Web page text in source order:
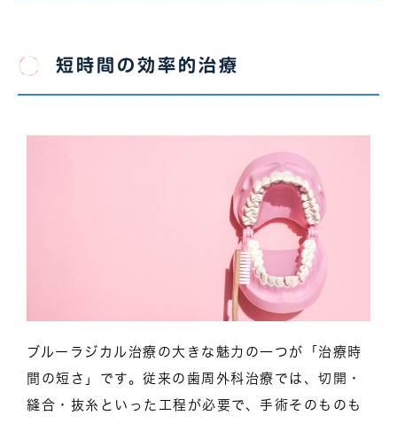
短時間の効率的治療
ブルーラジカル治療の大きな魅力の一つが「治療時
間の短さ」です。従来の歯周外科治療では、切開・
縫合・抜糸といった工程が必要で、手術そのものも